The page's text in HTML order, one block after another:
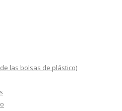
las bolsas de plástico)